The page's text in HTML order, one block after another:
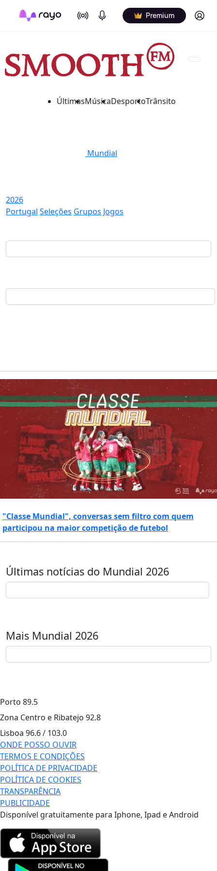
On Air Podcasts Premium Log in
ÚltimasMúsicaDesportoTrânsito
Mundial
2026
Portugal Seleções Grupos Jogos
"Classe Mundial", conversas sem filtro com quem
participou na maior competição de futebol
Últimas notícias do Mundial 2026
Mais Mundial 2026
Porto 89.5
Zona Centro e Ribatejo 92.8
Lisboa 96.6 / 103.0
ONDE POSSO OUVIR
TERMOS E CONDIÇÕES
POLÍTICA DE PRIVACIDADE
POLÍTICA DE COOKIES
TRANSPARÊNCIA
PUBLICIDADE
Disponível gratuitamente para Iphone, Ipad e Android